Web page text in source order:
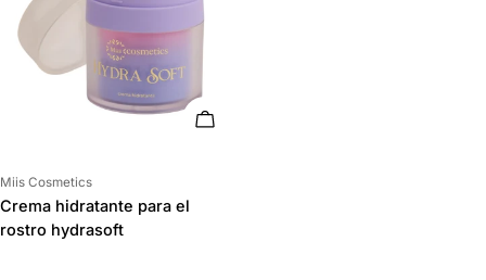
AÑADIR AL CARRITO
Proveedor:
Miis Cosmetics
Crema hidratante para el
rostro hydrasoft